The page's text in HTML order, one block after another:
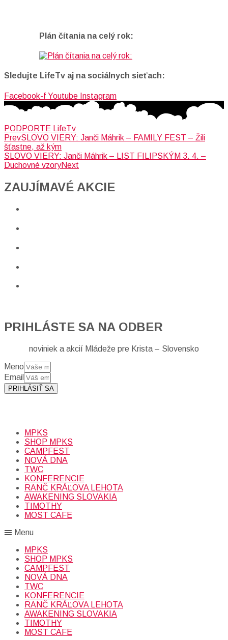
Plán čítania na celý rok:
Sledujte LifeTv aj na sociálnych sieťach:
Facebook-f Youtube Instagram
PODPORTE LifeTv
PrevSLOVO VIERY: Janči Máhrik – FAMILY FEST – Žili
šťastne, až kým
SLOVO VIERY: Janči Máhrik – LIST FILIPSKÝM 3. 4. –
Duchovné vzoryNext
ZAUJÍMAVÉ AKCIE​
PRIHLÁSTE SA NA ODBER
noviniek a akcií Mládeže pre Krista – Slovensko
Meno
Email
PRIHLÁSIŤ SA
MPKS
SHOP MPKS
CAMPFEST
NOVÁ DNA
TWC
KONFERENCIE
RANČ KRÁĽOVA LEHOTA
AWAKENING SLOVAKIA
TIMOTHY
MOST CAFE
Menu
MPKS
SHOP MPKS
CAMPFEST
NOVÁ DNA
TWC
KONFERENCIE
RANČ KRÁĽOVA LEHOTA
AWAKENING SLOVAKIA
TIMOTHY
MOST CAFE